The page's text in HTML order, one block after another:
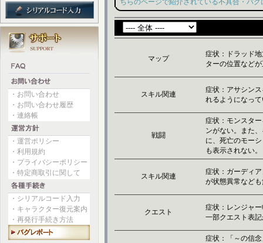
・お問い合わせ
・お問い合わせ履歴
・連絡帳
・運営ポリシー
・利用規約
・プライバシーポリシー
・特定商取引に関して
・シリアルコード入力
・キャラクター復元案内
・再発行手続き方法
ちらのページで紹介されている不具合・バ
マップ
症状：ドラッド
ターの位置など
スキル関連
症状：アサシン
れるようになっ
戦闘
症状：モンスタ
ンがない。また
に、死亡のモー
も表示されない。
スキル関連
症状：ガーディ
が状態異常など
クエスト
症状：レンジャ
一部クエスト表
症状：「～の信